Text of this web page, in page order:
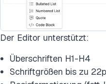
Der Editor unterstützt:
Überschriften H1-H4
Schriftgrößen bis zu